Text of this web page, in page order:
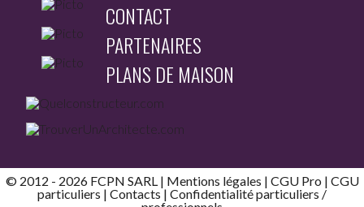
CONTACT
PARTENAIRES
PLANS DE MAISON
© 2012 - 2026 FCPN SARL | Mentions légales | CGU Pro | CGU
particuliers | Contacts| Confidentialitéparticuliers /